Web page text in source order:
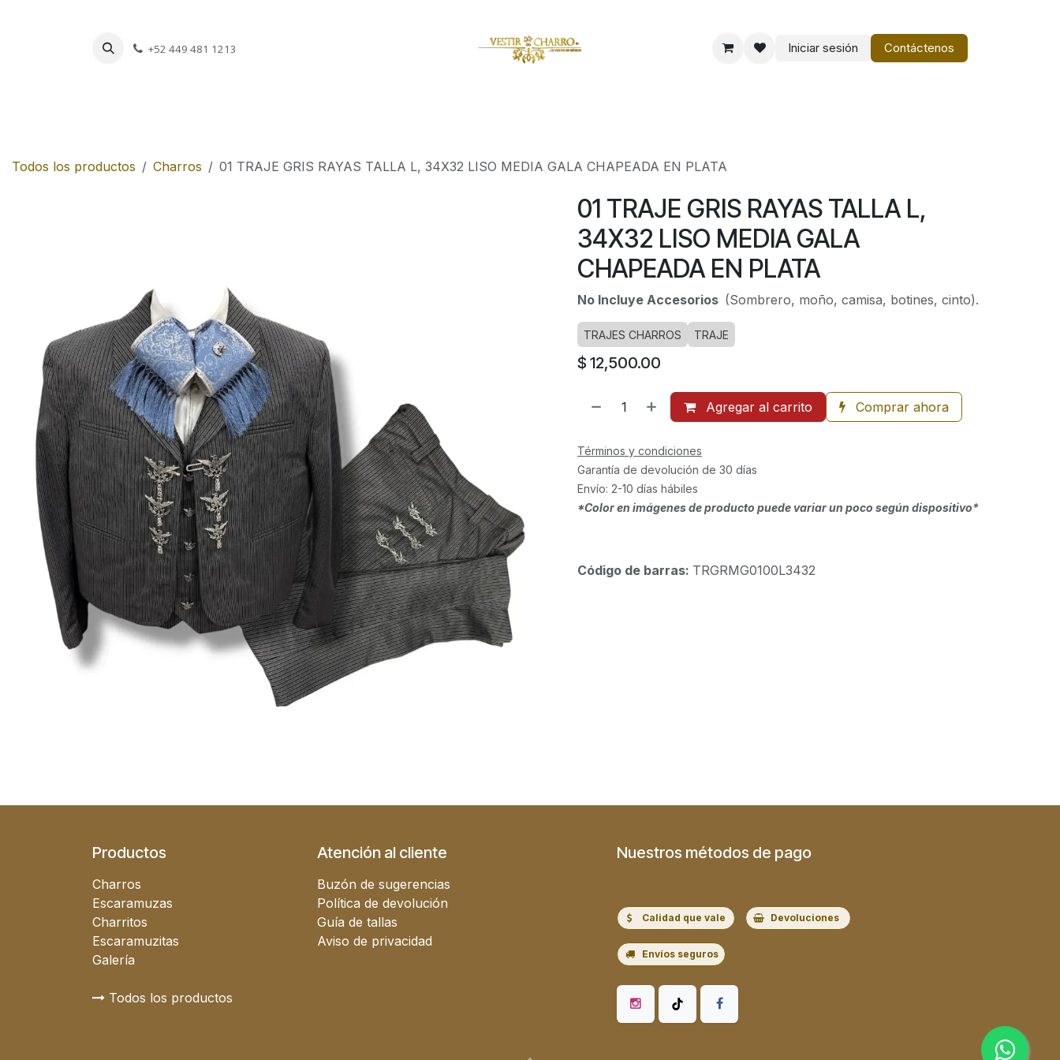
+52 449 481 1213 Iniciar sesión Contáctenos
Todos los productos Charros 01 TRAJE GRIS RAYAS TALLA L, 34X32 LISO MEDIA GALA CHAPEADA EN PLATA
01 TRAJE GRIS RAYAS TALLA L,
34X32 LISO MEDIA GALA
CHAPEADA EN PLATA
No Incluye Accesorios (Sombrero, moño, camisa, botines, cinto).
TRAJES CHARROS TRAJE
$ 12,500.00
Agregar al carrito Comprar ahora
Términos y condiciones
Garantía de devolución de 30 días
Envío: 2-10 días hábiles
*Color en imágenes de producto puede variar un poco según dispositivo*
Código de barras: TRGRMG0100L3432
Productos
Charros
Escaramuzas
Charritos
Escaramuzitas
Galería
Todos los productos
Atención al cliente
Buzón de sugerencias
Política de devolución
Guía de tallas
Aviso de privacidad
Nuestros métodos de pago
Calidad que vale Devoluciones
Envíos seguros